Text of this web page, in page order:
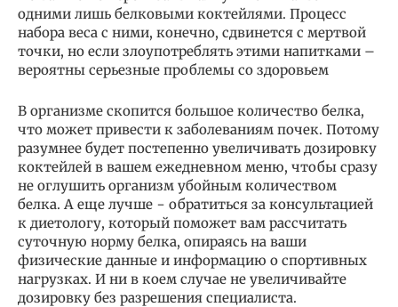
одними лишь белковыми коктейлями. Процесс
набора веса с ними, конечно, сдвинется с мертвой
точки, но если злоупотреблять этими напитками –
вероятны серьезные проблемы со здоровьем
В организме скопится большое количество белка,
что может привести к заболеваниям почек. Потому
разумнее будет постепенно увеличивать дозировку
коктейлей в вашем ежедневном меню, чтобы сразу
не оглушить организм убойным количеством
белка. А еще лучше − обратиться за консультацией
к диетологу, который поможет вам рассчитать
суточную норму белка, опираясь на ваши
физические данные и информацию о спортивных
нагрузках. И ни в коем случае не увеличивайте
дозировку без разрешения специалиста.